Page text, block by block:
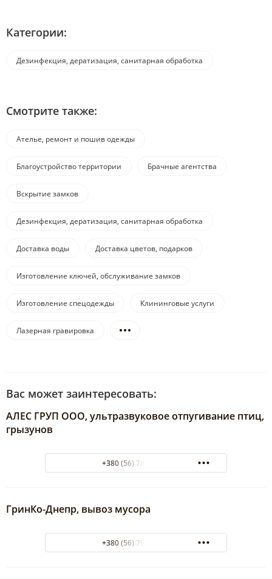
Категории:
Дезинфекция, дератизация, санитарная обработка
Смотрите также:
Ателье, ремонт и пошив одежды
Благоустройство территории Брачные агентства
Вскрытие замков
Дезинфекция, дератизация, санитарная обработка
Доставка воды Доставка цветов, подарков
Изготовление ключей, обслуживание замков
Изготовление спецодежды Клининговые услуги
Лазерная гравировка
Вас может заинтересовать:
АЛЕС ГРУП ООО, ультразвуковое отпугивание птиц,
грызунов
+380 (56) 788-77-55
ГринКо-Днепр, вывоз мусора
+380 (56) 790-06-10